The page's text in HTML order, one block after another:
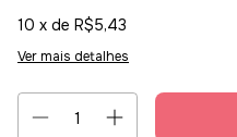
10 x de R$5,43
Ver mais detalhes